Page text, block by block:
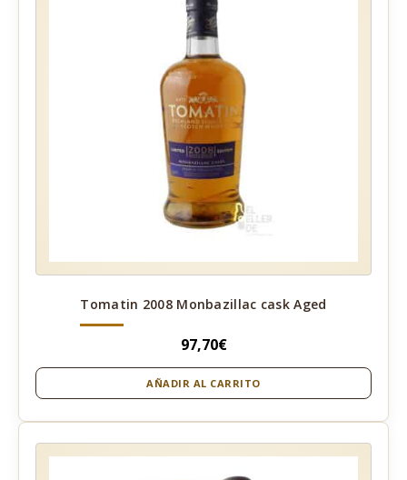
Tomatin 2008 Monbazillac cask Aged
97,70€
AÑADIR AL CARRITO